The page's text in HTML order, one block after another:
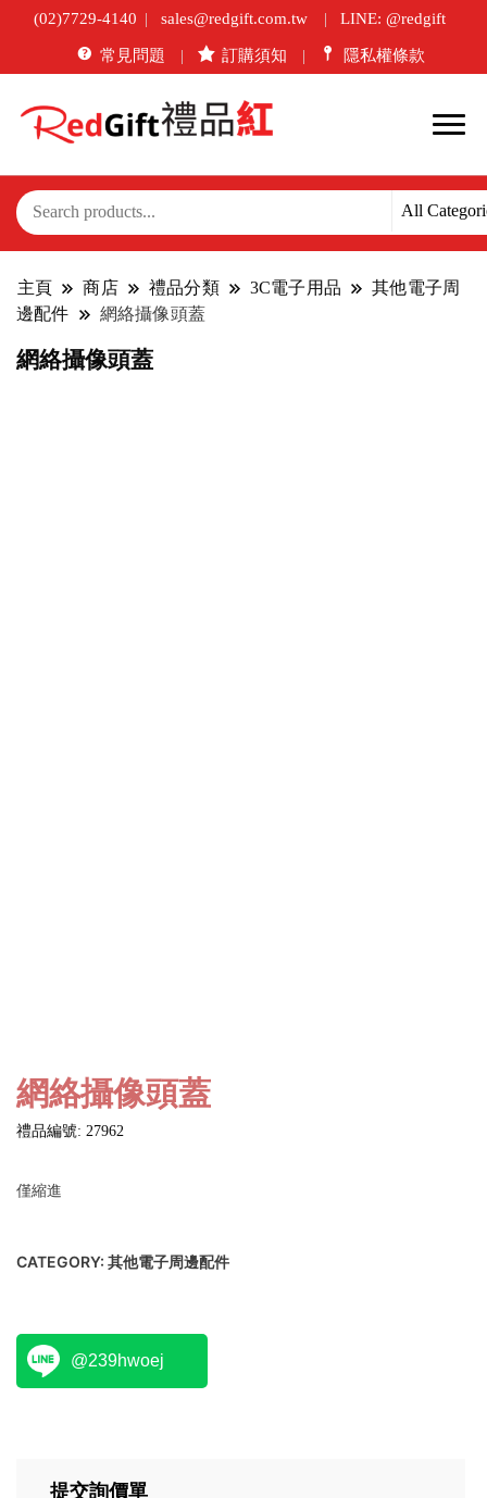
(02)7729-4140 sales@redgift.com.tw LINE: @redgift
常見問題 訂購須知 隱私權條款
主頁 商店 禮品分類 3C電子用品
其他電子周
邊配件
網絡攝像頭蓋
網絡攝像頭蓋
網絡攝像頭蓋
禮品編號: 27962
僅縮進
CATEGORY: 其他電子周邊配件
@239hwoej
提交詢價單